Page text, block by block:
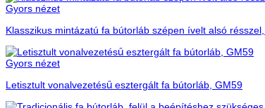
Gyors nézet
Klasszikus mintázatú fa bútorláb szépen ívelt alsó
Gyors nézet
Letisztult vonalvezetésű esztergált fa bútorláb, GM59